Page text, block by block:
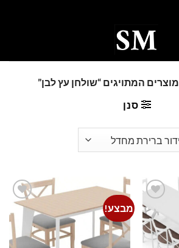
מוצרים המתויגים “שולחן עץ לבן”
סנן
Add to
wishlist
מבצע!
Add to
wishlist